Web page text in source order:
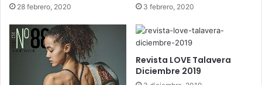
o
m
u
28 febrero, 2020 3 febrero, 2020
Revista LOVE Talavera
Diciembre 2019